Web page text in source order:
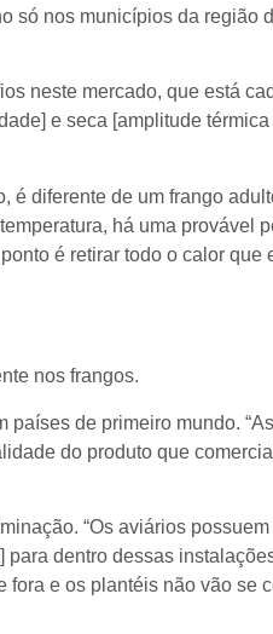
só nos municípios da região
neste mercado, que está
e seca [amplitude térmica
é diferente de um frango
há uma provável
é retirar todo o calor que
nos frangos.
países de primeiro mundo.
do produto que
“Os aviários
dentro dessas
e os plantéis não vão se